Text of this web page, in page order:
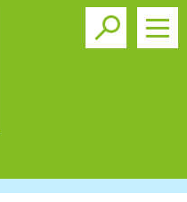
Toggle